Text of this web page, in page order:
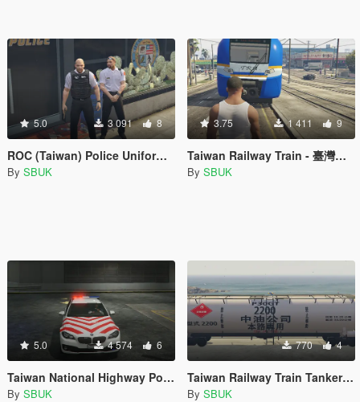
5.0 3 091 8
ROC (Taiwan) Police Uniform - 中華民國(臺灣警方制服)
By SBUK
3.75 1 411 9
Taiwan Railway Train - 臺灣鐵路局(區間車)
By SBUK
5.0 4 574 6
Taiwan National Highway Police BMW 530D - 臺灣國道警察
By SBUK
770 4
Taiwan Railway Train Tanker - 臺灣鐵路火車(油罐車)
By SBUK